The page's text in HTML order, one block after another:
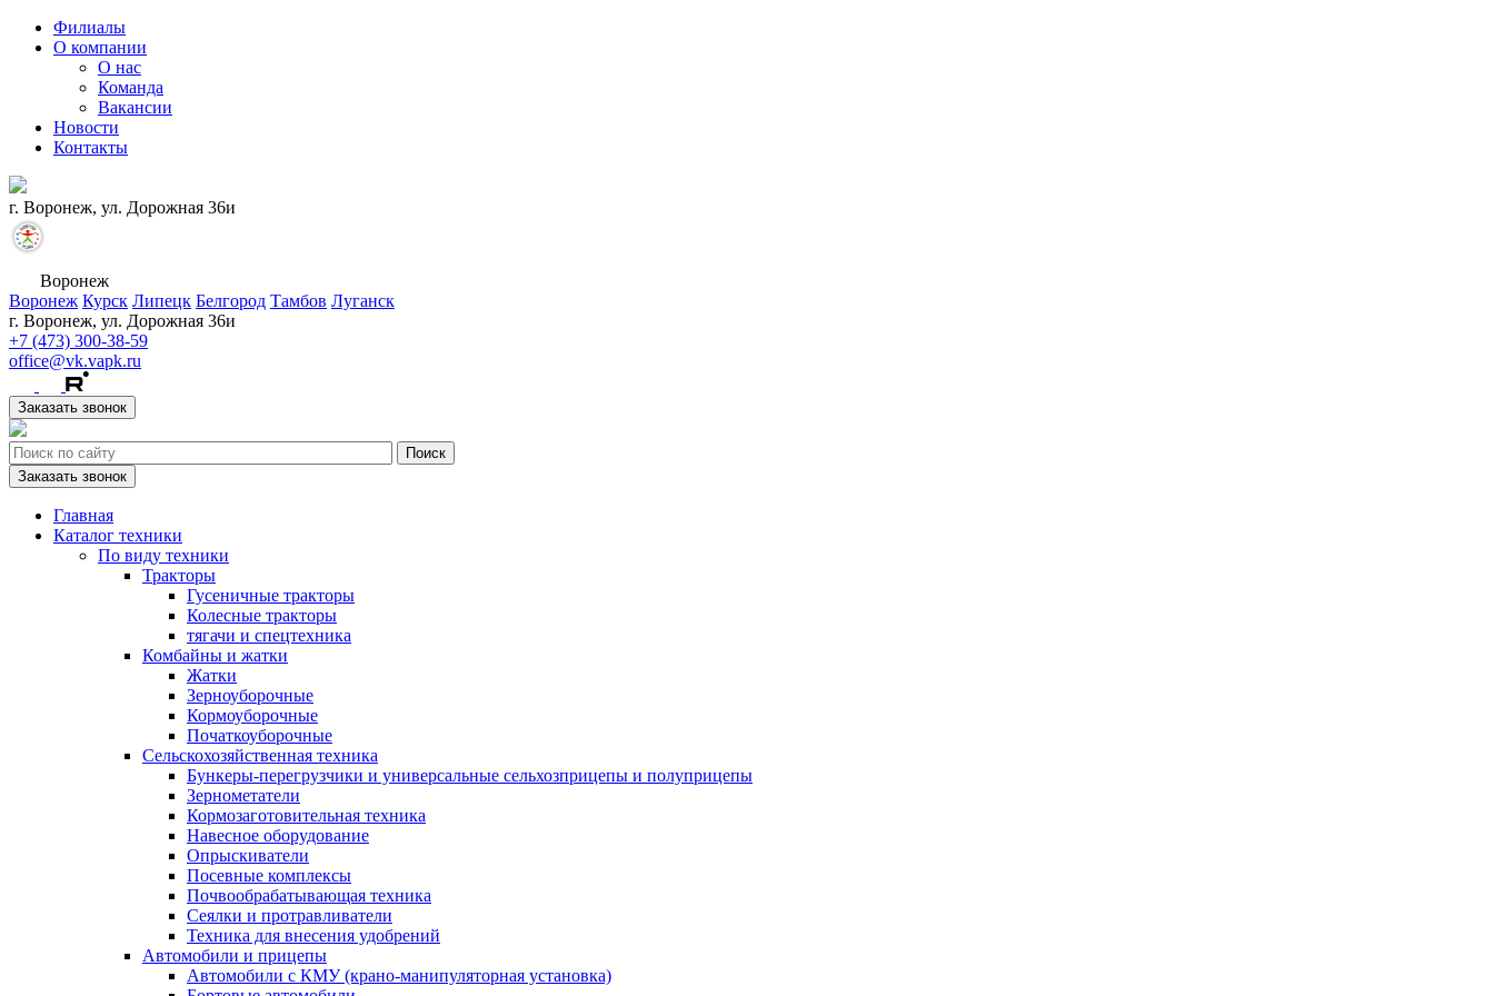
Филиалы
О компании
О нас
Команда
Вакансии
Новости
Контакты
г. Воронеж, ул. Дорожная 36и
Воронеж
Воронеж Курск Липецк Белгород Тамбов Луганск
г. Воронеж, ул. Дорожная 36и
+7 (473) 300-38-59
office@vk.vapk.ru
Заказать звонок
Заказать звонок
Главная
Каталог техники
По виду техники
Тракторы
Гусеничные тракторы
Колесные тракторы
тягачи и спецтехника
Комбайны и жатки
Жатки
Зерноуборочные
Кормоуборочные
Початкоуборочные
Сельскохозяйственная техника
Бункеры-перегрузчики и универсальные сельхозприцепы и полуприцепы
Зернометатели
Кормозаготовительная техника
Навесное оборудование
Опрыскиватели
Посевные комплексы
Почвообрабатывающая техника
Сеялки и протравливатели
Техника для внесения удобрений
Автомобили и прицепы
Автомобили с КМУ (крано-манипуляторная установка)